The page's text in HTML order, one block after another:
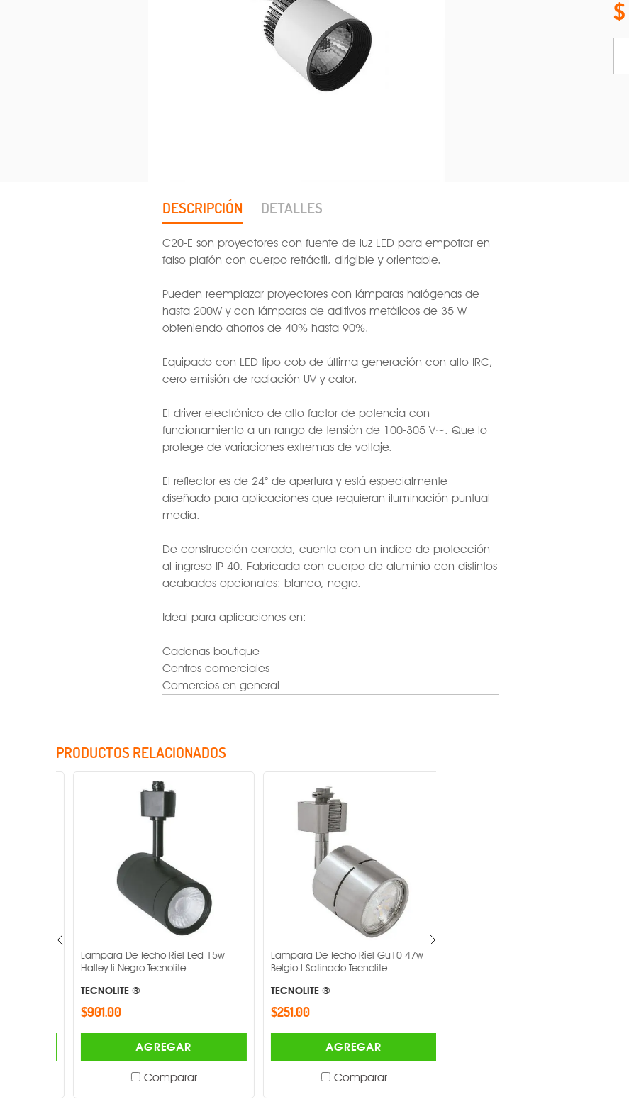
DESCRIPCIÓN DETALLES
C20-E son proyectores con fuente de luz LED para empotrar en
falso plafón con cuerpo retráctil, dirigible y orientable.
Pueden reemplazar proyectores con lámparas halógenas de
hasta 200W y con lámparas de aditivos metálicos de 35 W
obteniendo ahorros de 40% hasta 90%.
Equipado con LED tipo cob de última generación con alto IRC,
cero emisión de radiación UV y calor.
El driver electrónico de alto factor de potencia con
funcionamiento a un rango de tensión de 100-305 V~. Que lo
protege de variaciones extremas de voltaje.
El reflector es de 24° de apertura y está especialmente
diseñado para aplicaciones que requieran iluminación puntual
media.
De construcción cerrada, cuenta con un indice de protección
al ingreso IP 40. Fabricada con cuerpo de aluminio con distintos
acabados opcionales: blanco, negro.
Ideal para aplicaciones en:
Cadenas boutique
Centros comerciales
Comercios en general
Factor de potencia
Rango de tensión
Temperatura de color
IRC
Ángulo de apertura
Acabado
Dimensiones
PRODUCTOS RELACIONADOS
Lampara De Techo Riel Led 15w
Halley Ii Negro Tecnolite -
TECNOLITE ®
$901.00
AGREGAR
Comparar
Lampara De Techo Riel Gu10 47w
Belgio I Satinado Tecnolite -
TECNOLITE ®
$251.00
AGREGAR
Comparar